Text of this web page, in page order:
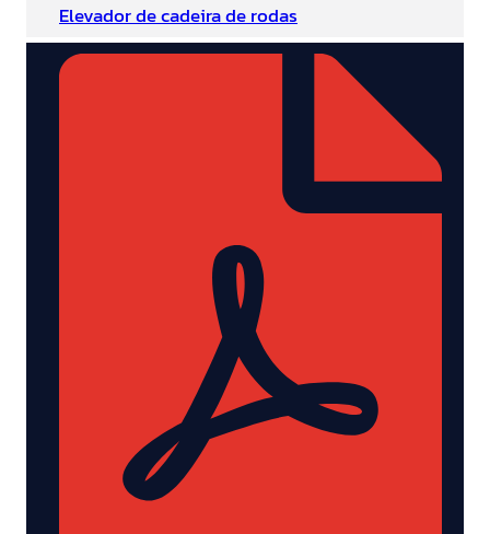
Elevador de cadeira de rodas